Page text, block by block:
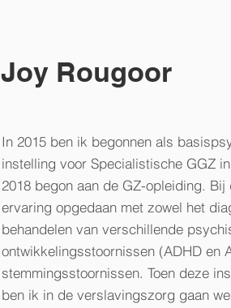
Joy Rougoor
In 2015 ben ik begonnen als
instelling voor Specialistische GGZ
2018 begon aan de GZ-opleiding.
ervaring opgedaan met zowel het
behandelen van verschillende
ontwikkelingsstoornissen (ADHD en
stemmingsstoornissen. Toen deze
ben ik in de verslavingszorg gaan